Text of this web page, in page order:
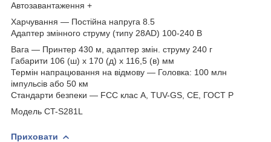
Автозавантаження +
Харчування — Постійна напруга 8.5
Адаптер змінного струму (типу 28АD) 100-240 В
Вага — Принтер 430 м, адаптер змін. струму 240 г
Габарити 106 (ш) х 170 (д) х 116,5 (в) мм
Термін напрацювання на відмову — Головка: 100 млн
імпульсів або 50 км
Стандарти безпеки — FCC клас А, TUV-GS, CE, ГОСТ Р
Модель CT-S281L
Приховати